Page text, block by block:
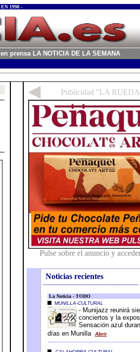
1998 -
prensa LA NOTICIA DE LA SEMANA
Noticias recientes
-----------------------------------------------------------------